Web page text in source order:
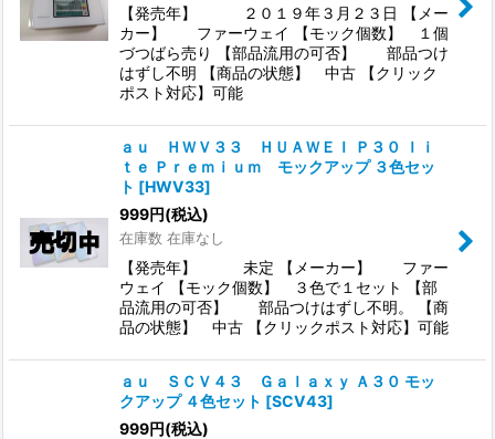
【発売年】 ２０１９年３月２３日 【メー
カー】 ファーウェイ 【モック個数】 １個
づつばら売り 【部品流用の可否】 部品つけ
はずし不明 【商品の状態】 中古 【クリック
ポスト対応】可能
ａｕ ＨＷＶ３３ ＨＵＡＷＥＩ Ｐ３０ ｌｉ
ｔｅ Ｐｒｅｍｉｕｍ モックアップ ３色セッ
ト [HWV33]
999円(税込)
在庫数 在庫なし
【発売年】 未定 【メーカー】 ファー
ウェイ 【モック個数】 ３色で１セット 【部
品流用の可否】 部品つけはずし不明。 【商
品の状態】 中古 【クリックポスト対応】可能
ａｕ ＳＣＶ４３ Ｇａｌａｘｙ Ａ３０ モッ
クアップ ４色セット [SCV43]
999円(税込)